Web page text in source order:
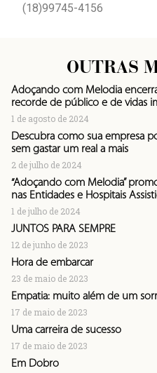
(18)99745-4156
OUTRAS
Adoçando com Melodia
recorde de público e de vidas
1 de agosto de 2024
Descubra como sua empresa
sem gastar um real a mais
2 de julho de 2024
“Adoçando com Melodia”
nas Entidades e Hospitais
1 de julho de 2024
JUNTOS PARA SEMPRE
12 de junho de 2023
Hora de embarcar
23 de maio de 2023
Empatia: muito além de um
17 de maio de 2023
Uma carreira de sucesso
17 de maio de 2023
Em Dobro